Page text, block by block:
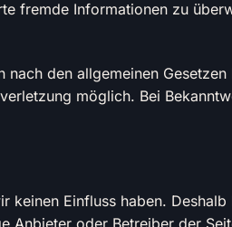
fremde Informationen zu
den allgemeinen
möglich. Bei
Einfluss haben.